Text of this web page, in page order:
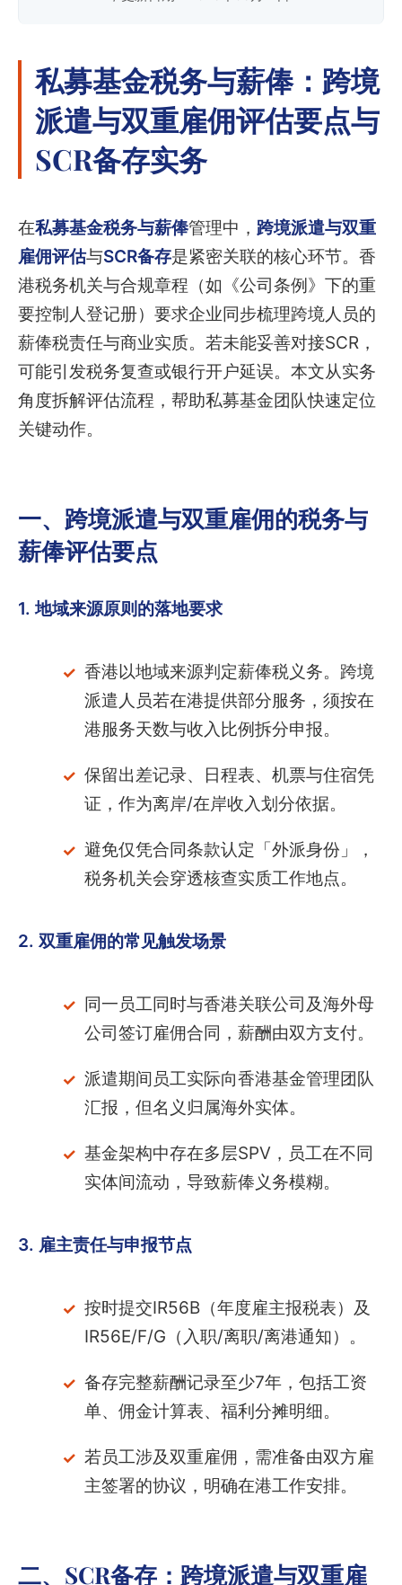
私募基金税务与薪俸：跨境
派遣与双重雇佣评估要点与
SCR备存实务
在私募基金税务与薪俸管理中， 跨境派遣与双重
雇佣评估与SCR备存是紧密关联的核心环节。香
港税务机关与合规章程（如《公司条例》下的重
要控制人登记册）要求企业同步梳理跨境人员的
薪俸税责任与商业实质。若未能妥善对接SCR，
可能引发税务复查或银行开户延误。本文从实务
角度拆解评估流程，帮助私募基金团队快速定位
关键动作。
一、跨境派遣与双重雇佣的税务与
薪俸评估要点
1. 地域来源原则的落地要求
香港以地域来源判定薪俸税义务。跨境
派遣人员若在港提供部分服务，须按在
港服务天数与收入比例拆分申报。
保留出差记录、日程表、机票与住宿凭
证，作为离岸/在岸收入划分依据。
避免仅凭合同条款认定「外派身份」，
税务机关会穿透核查实质工作地点。
2. 双重雇佣的常见触发场景
同一员工同时与香港关联公司及海外母
公司签订雇佣合同，薪酬由双方支付。
派遣期间员工实际向香港基金管理团队
汇报，但名义归属海外实体。
基金架构中存在多层SPV，员工在不同
实体间流动，导致薪俸义务模糊。
3. 雇主责任与申报节点
按时提交IR56B（年度雇主报税表）及
IR56E/F/G（入职/离职/离港通知）。
备存完整薪酬记录至少7年，包括工资
单、佣金计算表、福利分摊明细。
若员工涉及双重雇佣，需准备由双方雇
主签署的协议，明确在港工作安排。
二、SCR备存：跨境派遣与双重雇